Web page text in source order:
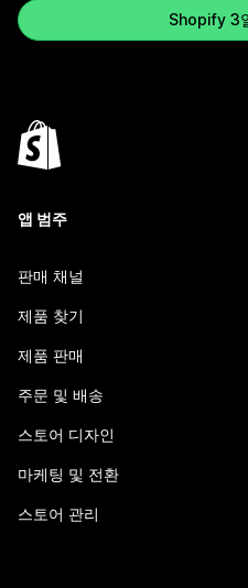
Shopify 3
앱 범주
판매 채널
제품 찾기
제품 판매
주문 및 배송
스토어 디자인
마케팅 및 전환
스토어 관리